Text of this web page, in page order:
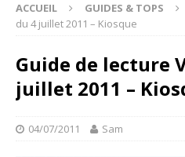
ACCUEIL GUIDES & TOPS
du 4 juillet 2011 – Kiosque
Guide de lecture
juillet 2011 –
04/07/2011 Sam